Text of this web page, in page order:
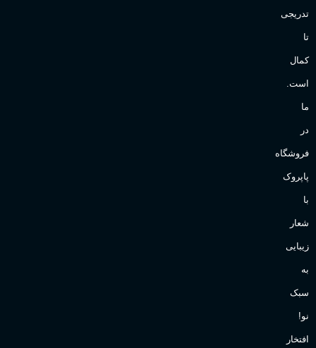
تدریجی
تا
کمال
است.
ما
در
فروشگاه
پاپروک
با
شعار
زیبایی
به
سبک
نو!
افتخار